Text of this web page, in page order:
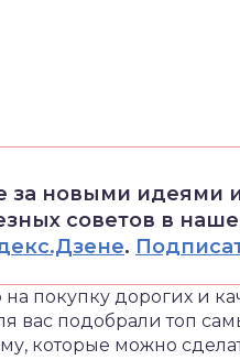
за новыми идеями
советов в
.
покупку дорогих и
вас подобрали топ
которые можно